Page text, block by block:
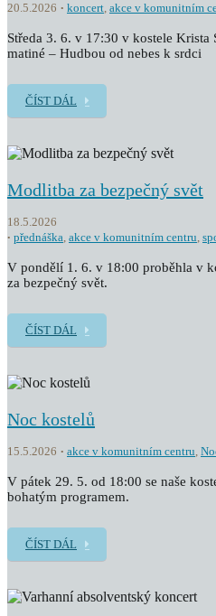
20.5.2026 koncert, akce v komunitním
Středa 3. 6. v 17:30 v kostele Krista
matiné – Hudbou od nebes k srdci
ČÍST DÁL
Modlitba za bezpečný svět
18.5.2026
přednáška, akce v komunitním centru,
V pondělí 1. 6. v 18:00 proběhla v
za bezpečný svět.
ČÍST DÁL
Noc kostelů
15.5.2026 akce v komunitním centru,
V pátek 29. 5. od 18:00 se naše
bohatým programem.
ČÍST DÁL